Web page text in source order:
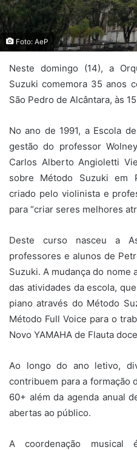
Foto: AeP
Neste domingo (14), a
Suzuki comemora 35 anos
São Pedro de Alcântara, às
No ano de 1991, a Escola
gestão do professor
Carlos Alberto Angioletti
sobre Método Suzuki em
criado pelo violinista e
para “criar seres melhores
Deste curso nasceu a
professores e alunos de
Suzuki. A mudança do nome
das atividades da escola,
piano através do Método
Método Full Voice para o
Novo YAMAHA de Flauta
Ao longo do ano letivo,
contribuem para a formação
60+ além da agenda anual
abertas ao público.
A coordenação